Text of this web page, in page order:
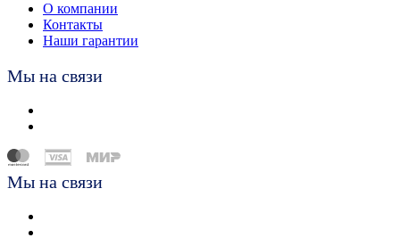
О компании
Контакты
Наши гарантии
Мы на связи
Мы на связи